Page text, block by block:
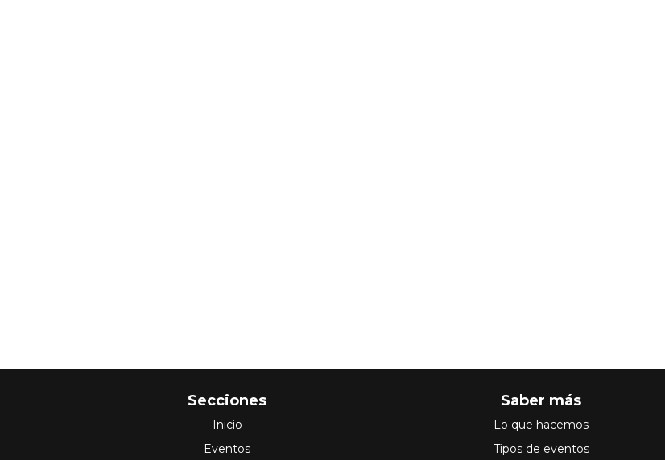
Secciones
Inicio
Eventos
Saber más
Lo que hacemos
Tipos de eventos